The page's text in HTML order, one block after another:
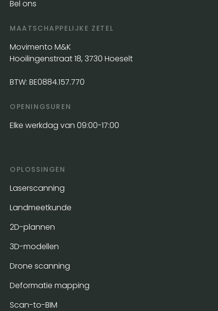
Bel ons
MAATSCHAPPELIJKE ZETEL
Movimento M&K
Hooilingenstraat 18, 3730 Hoeselt
BTW: BE0884.157.770
OPENINGSUREN
Elke werkdag van 09:00-17:00
OPLOSSINGEN
Laserscanning
Landmeetkunde
2D-plannen
3D-modellen
Drone scanning
Deformatie mapping
Scan-to-BIM